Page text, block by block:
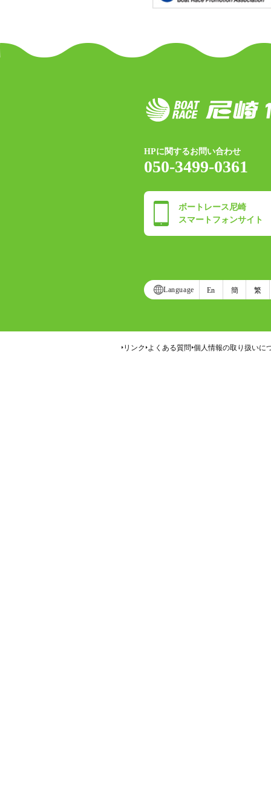
HPに関するお問い合わせ
050-3499-0361
ボートレース尼崎
スマートフォンサイト
Language En 簡 繁
リンク よくある質問 個人情報の取り扱いに